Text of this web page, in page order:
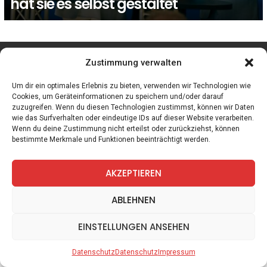
Zustimmung verwalten
Um dir ein optimales Erlebnis zu bieten, verwenden wir Technologien wie
Cookies, um Geräteinformationen zu speichern und/oder darauf
zuzugreifen. Wenn du diesen Technologien zustimmst, können wir Daten
wie das Surfverhalten oder eindeutige IDs auf dieser Website verarbeiten.
Wenn du deine Zustimmung nicht erteilst oder zurückziehst, können
bestimmte Merkmale und Funktionen beeinträchtigt werden.
AKZEPTIEREN
ABLEHNEN
EINSTELLUNGEN ANSEHEN
DatenschutzDatenschutzImpressum
facebook instagram
Spiele Zitate Kontakt Datenschutz Impressum